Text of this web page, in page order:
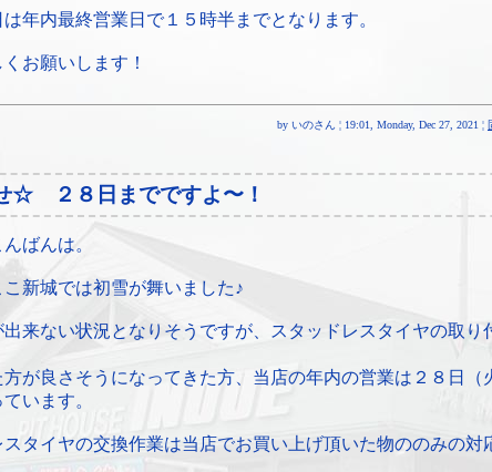
年内最終営業日で１５時半までとなります。
お願いします！
by いのさん ¦ 19:01, Monday, Dec 27, 2021 ¦
☆ ２８日までですよ〜！
ばんは。
新城では初雪が舞いました♪
来ない状況となりそうですが、スタッドレスタイヤの取り
方が良さそうになってきた方、当店の年内の営業は２８日（
います。
スタイヤの交換作業は当店でお買い上げ頂いた物ののみの対